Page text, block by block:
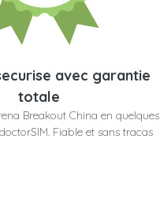
avec garantie
totale
Breakout China en quelques
Fiable et sans tracas